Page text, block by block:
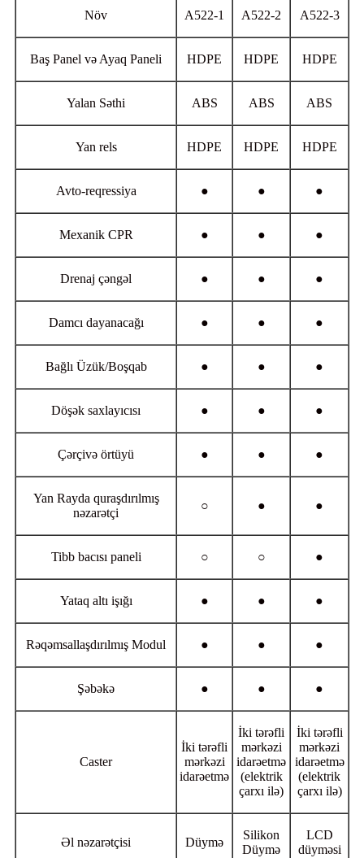
Növ A522-1 A522-2 A522-3
Baş Panel və Ayaq Paneli HDPE HDPE HDPE
Yalan Səthi ABS ABS ABS
Yan rels HDPE HDPE HDPE
Avto-reqressiya ● ● ●
Mexanik CPR ● ● ●
Drenaj çəngəl ● ● ●
Damcı dayanacağı ● ● ●
Bağlı Üzük/Boşqab ● ● ●
Döşək saxlayıcısı ● ● ●
Çərçivə örtüyü ● ● ●
Yan Rayda quraşdırılmış
nəzarətçi
○ ● ●
Tibb bacısı paneli ○ ○ ●
Yataq altı işığı ● ● ●
Rəqəmsallaşdırılmış Modul ● ● ●
Şəbəkə ● ● ●
Caster
İki tərəfli
mərkəzi
idarəetmə
İki tərəfli
mərkəzi
idarəetmə
(elektrik
çarxı ilə)
İki tərəfli
mərkəzi
idarəetmə
(elektrik
çarxı ilə)
Əl nəzarətçisi Düymə
Silikon
Düymə
LCD
düyməsi